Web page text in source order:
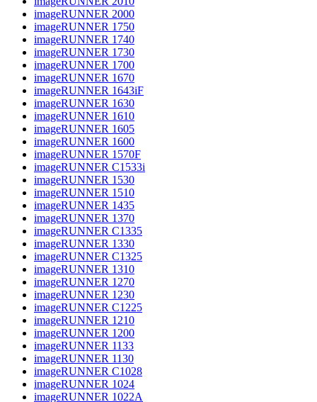
imageRUNNER 2000
imageRUNNER 1750
imageRUNNER 1740
imageRUNNER 1730
imageRUNNER 1700
imageRUNNER 1670
imageRUNNER 1643iF
imageRUNNER 1630
imageRUNNER 1610
imageRUNNER 1605
imageRUNNER 1600
imageRUNNER 1570F
imageRUNNER C1533i
imageRUNNER 1530
imageRUNNER 1510
imageRUNNER 1435
imageRUNNER 1370
imageRUNNER C1335
imageRUNNER 1330
imageRUNNER C1325
imageRUNNER 1310
imageRUNNER 1270
imageRUNNER 1230
imageRUNNER C1225
imageRUNNER 1210
imageRUNNER 1200
imageRUNNER 1133
imageRUNNER 1130
imageRUNNER C1028
imageRUNNER 1024
imageRUNNER 1022A